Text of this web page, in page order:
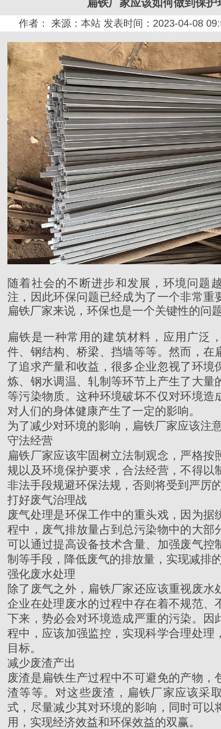
扁铁厂家应该如何做到保护
作者： 来源：本站 发表时间：2023-04-08
随着社会的不断进步和发展，环境问题
注，因此环保问题已经成为了一个非常重
扁铁厂家来说，环保也是一个关键性的问
扁铁是一种常用的建筑材料，应用广泛
件、钢结构、桥梁、挡墙等等。然而，在
了追求产量和收益，很多企业忽视了环境
炼、钢水调温、轧制等环节上产生了大量
等污染物质。这种环境破坏不仅对环境造
对人们的身体健康产生了一定的影响。
为了减少对环境的影响，扁铁厂家应该注
守法经营
扁铁厂家应该牢固树立法制观念，严格按
规以及环境保护要求，合法经营，不得以
非法手段规避环保法规，否则将受到严厉
打好废气治理战
废气处理是环保工作中的重头戏，因为据
程中，废气排放量占到总污染物中的大部
可以通过提高设备技术含量、加强废气控
制等手段，降低废气的排放量，实现减排
强化废水处理
除了废气之外， 扁铁厂家还应该重视废水
企业在处理废水的过程中存在着不规范、
下来，势必会对环境造成严重的污染。因
程中，应该加强监控，实现科学合理处理
目标。
减少废渣产出
废渣是扁铁生产过程中不可避免的产物，
渣等等。对这些废渣，扁铁厂家应该采
式，尽量减少其对环境的影响，同时可以
用，实现经济效益和环保效益的双赢。